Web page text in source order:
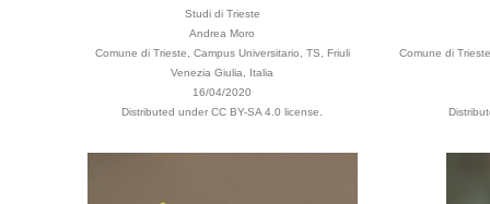
Studi di Trieste
Andrea Moro
Comune di Trieste, Campus Universitario, TS, Friuli
Venezia Giulia, Italia
16/04/2020
Distributed under CC BY-SA 4.0 license.
Comune di